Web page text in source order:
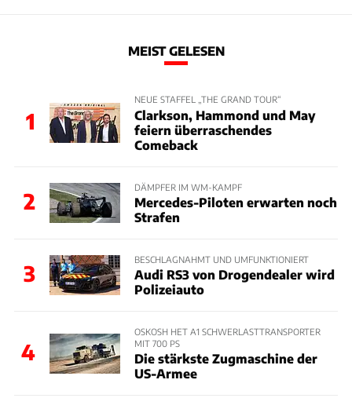
MEIST GELESEN
1
NEUE STAFFEL „THE GRAND TOUR“
Clarkson, Hammond und May
feiern überraschendes
Comeback
2
DÄMPFER IM WM-KAMPF
Mercedes-Piloten erwarten noch
Strafen
3
BESCHLAGNAHMT UND UMFUNKTIONIERT
Audi RS3 von Drogendealer wird
Polizeiauto
4
OSKOSH HET A1 SCHWERLASTTRANSPORTER
MIT 700 PS
Die stärkste Zugmaschine der
US-Armee